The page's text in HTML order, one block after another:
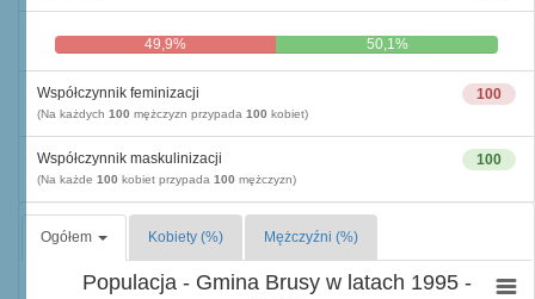
49,9% 50,1%
100
Współczynnik feminizacji
(Na każdych 100 mężczyzn przypada 100 kobiet)
100
Współczynnik maskulinizacji
(Na każde 100 kobiet przypada 100 mężczyzn)
Ogółem Kobiety (%) Mężczyźni (%)
Populacja - Gmina Brusy w latach 1995 -